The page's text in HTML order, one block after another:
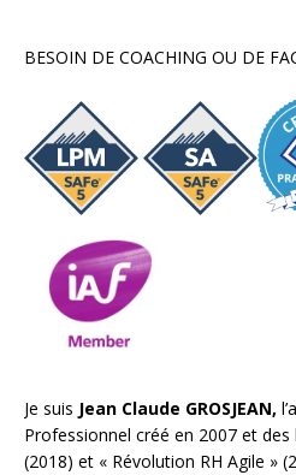
BESOIN DE COACHING OU DE
Je suis Jean Claude GROSJEAN,
Professionnel créé en 2007 et des
(2018) et « Révolution RH Agile »